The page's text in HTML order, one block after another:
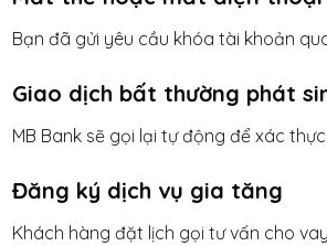
Bạn đã gửi yêu cầu khóa tài khoản
Giao dịch bất thường phát
MB Bank sẽ gọi lại tự động để xác
Đăng ký dịch vụ gia tăng
Khách hàng đặt lịch gọi tư vấn cho